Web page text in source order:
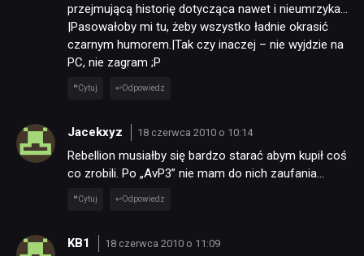
przejmującą historię dotycząca nawet i nieumrzyka…
|Pasowałoby mi tu, żeby wszystko ładnie okrasić
czarnym humorem.|Tak czy inaczej – nie wyjdzie na
PC, nie zagram ;P
Cytuj Odpowiedz
Jacekxyz 18 czerwca 2010 o 10:14
Rebellion musiałby się bardzo starać abym kupił coś
co zrobili. Po „AvP3” nie mam do nich zaufania…
Cytuj Odpowiedz
KB1 18 czerwca 2010 o 11:09